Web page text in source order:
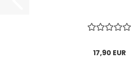
17,90 EUR